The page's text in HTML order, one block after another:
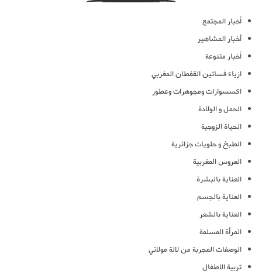
أخبار المجتمع
أخبار المشاهير
أخبار متنوعة
ازياء فساتين القفطان المغربي
اكسسوارات ومجوهرات وعطور
الحمل و الولادة
الحياة الزوجية
الطبخ و حلويات جزائرية
العروس المغربية
العناية بالبشرة
العناية بالجسم
العناية بالشعر
المرأة المسلمة
الوصفات المجربة من لالة مولاتي
تربية الاطفال